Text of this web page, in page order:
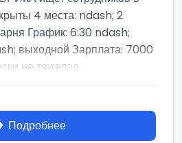
4 места: ndash; 2
График: 6:30 ndash;
выходной Зарплата: 7000
не тяжелая ...
Подробнее